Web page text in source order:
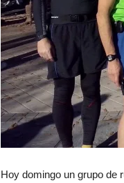
Hoy domingo un grupo de